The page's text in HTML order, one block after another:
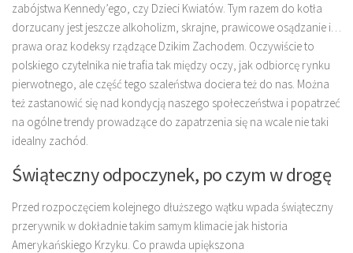
zabójstwa Kennedy’ego, czy Dzieci Kwiatów. Tym razem do kotła
dorzucany jest jeszcze alkoholizm, skrajne, prawicowe osądzanie i…
prawa oraz kodeksy rządzące Dzikim Zachodem. Oczywiście to
polskiego czytelnika nie trafia tak między oczy, jak odbiorcę rynku
pierwotnego, ale część tego szaleństwa dociera też do nas. Można
też zastanowić się nad kondycją naszego społeczeństwa i popatrzeć
na ogólne trendy prowadzące do zapatrzenia się na wcale nie taki
idealny zachód.
Świąteczny odpoczynek, po czym w drogę
Przed rozpoczęciem kolejnego dłuższego wątku wpada świąteczny
przerywnik w dokładnie takim samym klimacie jak historia
Amerykańskiego Krzyku. Co prawda upiększona